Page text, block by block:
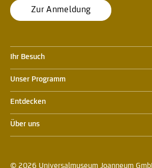
Zur Anmeldung
Ihr Besuch
Unser Programm
Entdecken
Über uns
© 2026 Universalmuseum Joanneum